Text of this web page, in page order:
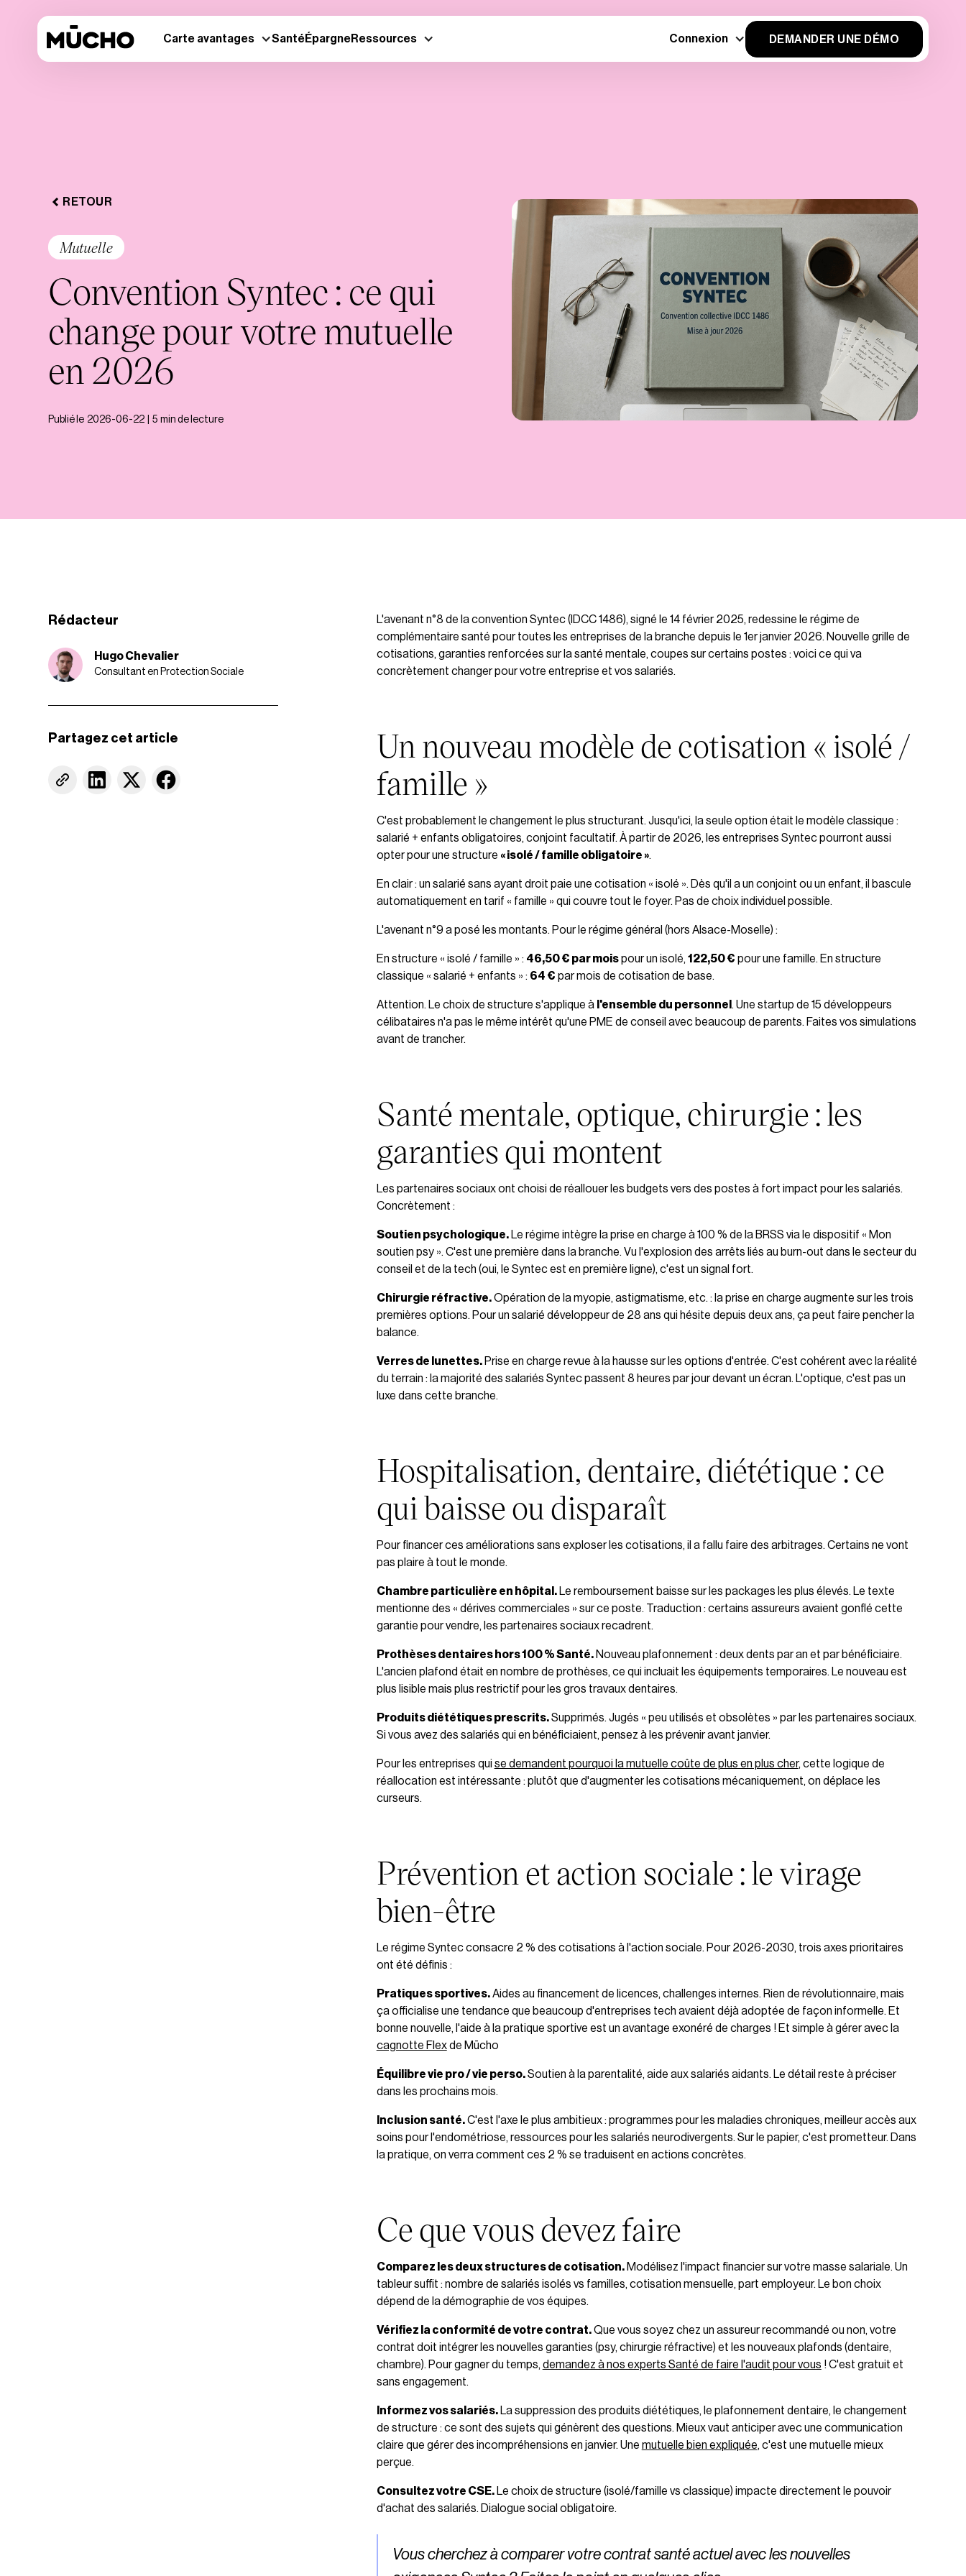
Carte avantages SantéÉpargneRessources Connexion DEMANDER UNE DÉMO
RETOUR
Mutuelle
Convention Syntec : ce qui
change pour votre mutuelle
en 2026
Publié le 2026-06-22 5 min de lecture
Rédacteur
Hugo Chevalier
Consultant en Protection Sociale
Partagez cet article
L'avenant n°8 de la convention Syntec (IDCC 1486), signé le 14 février 2025, redessine le régime de
complémentaire santé pour toutes les entreprises de la branche depuis le 1er janvier 2026. Nouvelle grille de
cotisations, garanties renforcées sur la santé mentale, coupes sur certains postes : voici ce qui va
concrètement changer pour votre entreprise et vos salariés.
Un nouveau modèle de cotisation « isolé /
famille »
C'est probablement le changement le plus structurant. Jusqu'ici, la seule option était le modèle classique :
salarié + enfants obligatoires, conjoint facultatif. À partir de 2026, les entreprises Syntec pourront aussi
opter pour une structure « isolé / famille obligatoire ».
En clair : un salarié sans ayant droit paie une cotisation « isolé ». Dès qu'il a un conjoint ou un enfant, il bascule
automatiquement en tarif « famille » qui couvre tout le foyer. Pas de choix individuel possible.
L'avenant n°9 a posé les montants. Pour le régime général (hors Alsace-Moselle) :
En structure « isolé / famille » : 46,50 € par moispour un isolé, 122,50 € pour une famille. En structure
classique « salarié + enfants » : 64 € par mois de cotisation de base.
Attention. Le choix de structure s'applique à l'ensemble du personnel . Une startup de 15 développeurs
célibataires n'a pas le même intérêt qu'une PME de conseil avec beaucoup de parents. Faites vos simulations
avant de trancher.
Santé mentale, optique, chirurgie : les
garanties qui montent
Les partenaires sociaux ont choisi de réallouer les budgets vers des postes à fort impact pour les salariés.
Concrètement :
Soutien psychologique.Le régime intègre la prise en charge à 100 % de la BRSS via le dispositif « Mon
soutien psy ». C'est une première dans la branche. Vu l'explosion des arrêts liés au burn-out dans le secteur du
conseil et de la tech (oui, le Syntec est en première ligne), c'est un signal fort.
Chirurgie réfractive.Opération de la myopie, astigmatisme, etc. : la prise en charge augmente sur les trois
premières options. Pour un salarié développeur de 28 ans qui hésite depuis deux ans, ça peut faire pencher la
balance.
Verres de lunettes.Prise en charge revue à la hausse sur les options d'entrée. C'est cohérent avec la réalité
du terrain : la majorité des salariés Syntec passent 8 heures par jour devant un écran. L'optique, c'est pas un
luxe dans cette branche.
Hospitalisation, dentaire, diététique : ce
qui baisse ou disparaît
Pour financer ces améliorations sans exploser les cotisations, il a fallu faire des arbitrages. Certains ne vont
pas plaire à tout le monde.
Chambre particulière en hôpital.Le remboursement baisse sur les packages les plus élevés. Le texte
mentionne des « dérives commerciales » sur ce poste. Traduction : certains assureurs avaient gonflé cette
garantie pour vendre, les partenaires sociaux recadrent.
Prothèses dentaires hors 100 % Santé.Nouveau plafonnement : deux dents par an et par bénéficiaire.
L'ancien plafond était en nombre de prothèses, ce qui incluait les équipements temporaires. Le nouveau est
plus lisible mais plus restrictif pour les gros travaux dentaires.
Produits diététiques prescrits.Supprimés. Jugés « peu utilisés et obsolètes » par les partenaires sociaux.
Si vous avez des salariés qui en bénéficiaient, pensez à les prévenir avant janvier.
Pour les entreprises qui se demandent pourquoi la mutuelle coûte de plus en plus cher, cette logique de
réallocation est intéressante : plutôt que d'augmenter les cotisations mécaniquement, on déplace les
curseurs.
Prévention et action sociale : le virage
bien-être
Le régime Syntec consacre 2 % des cotisations à l'action sociale. Pour 2026-2030, trois axes prioritaires
ont été définis :
Pratiques sportives.Aides au financement de licences, challenges internes. Rien de révolutionnaire, mais
ça officialise une tendance que beaucoup d'entreprises tech avaient déjà adoptée de façon informelle. Et
bonne nouvelle, l'aide à la pratique sportive est un avantage exonéré de charges ! Et simple à gérer avec la
cagnotte Flexde Mūcho
Équilibre vie pro / vie perso.Soutien à la parentalité, aide aux salariés aidants. Le détail reste à préciser
dans les prochains mois.
Inclusion santé.C'est l'axe le plus ambitieux : programmes pour les maladies chroniques, meilleur accès aux
soins pour l'endométriose, ressources pour les salariés neurodivergents. Sur le papier, c'est prometteur. Dans
la pratique, on verra comment ces 2 % se traduisent en actions concrètes.
Ce que vous devez faire
Comparez les deux structures de cotisation.Modélisez l'impact financier sur votre masse salariale. Un
tableur suffit : nombre de salariés isolés vs familles, cotisation mensuelle, part employeur. Le bon choix
dépend de la démographie de vos équipes.
Vérifiez la conformité de votre contrat.Que vous soyez chez un assureur recommandé ou non, votre
contrat doit intégrer les nouvelles garanties (psy, chirurgie réfractive) et les nouveaux plafonds (dentaire,
chambre). Pour gagner du temps, demandez à nos experts Santé de faire l'audit pour vous ! C'est gratuit et
sans engagement.
Informez vos salariés.La suppression des produits diététiques, le plafonnement dentaire, le changement
de structure : ce sont des sujets qui génèrent des questions. Mieux vaut anticiper avec une communication
claire que gérer des incompréhensions en janvier. Une mutuelle bien expliquée, c'est une mutuelle mieux
perçue.
Consultez votre CSE.Le choix de structure (isolé/famille vs classique) impacte directement le pouvoir
d'achat des salariés. Dialogue social obligatoire.
Vous cherchez à comparer votre contrat santé actuel avec les nouvelles